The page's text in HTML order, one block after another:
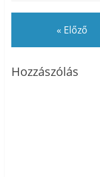
« Előző
Hozzászólás